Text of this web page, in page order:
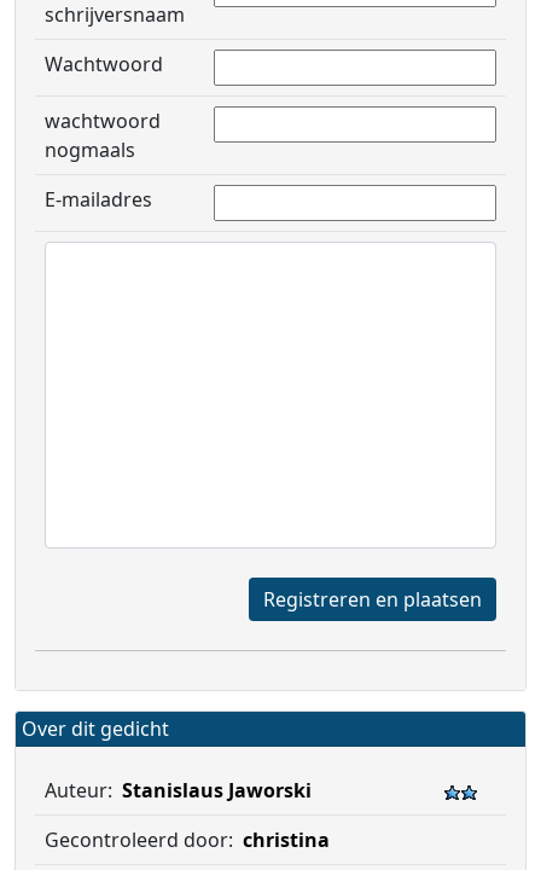
schrijversnaam
Wachtwoord
wachtwoord
nogmaals
E-mailadres
Registreren en plaatsen
Over dit gedicht
Auteur: Stanislaus Jaworski
Gecontroleerd door: christina